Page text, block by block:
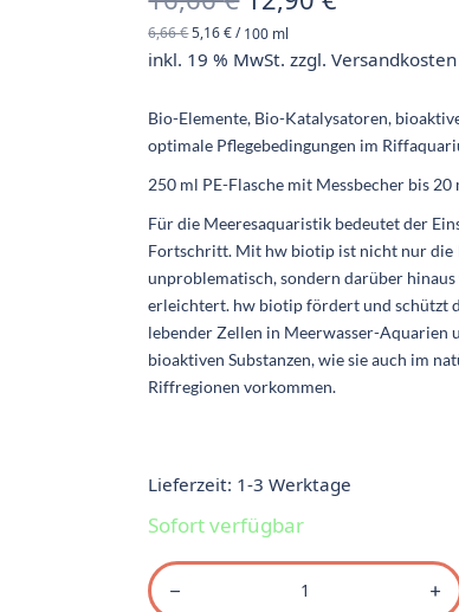
Preis war:
6,66€5,16€/100 ml
inkl. 19 % MwSt. zzgl.Versandkosten
Bio-Elemente, Bio-Katalysatoren,
optimale Pflegebedingungen im
250 ml PE-Flasche mit Messbecher bis 20
Für die Meeresaquaristik bedeutet der
Fortschritt. Mit hw biotip ist nicht nur die
unproblematisch, sondern darüber
erleichtert. hw biotip fördert und schützt
lebender Zellen in Meerwasser-Aquarien
bioaktiven Substanzen, wie sie auch im
Riffregionen vorkommen.
Lieferzeit: 1-3 Werktage
Sofort verfügbar